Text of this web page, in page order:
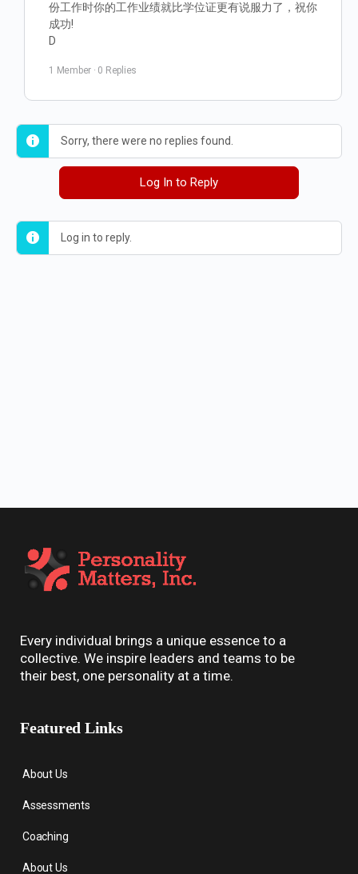
份工作时你的工作业绩就比学位证更有说服力了，祝你
成功!
D
1 Member · 0 Replies
Sorry, there were no replies found.
Log In to Reply
Log in to reply.
Every individual brings a unique essence to a
collective. We inspire leaders and teams to be
their best, one personality at a time.
Featured Links
About Us
Assessments
Coaching
About Us